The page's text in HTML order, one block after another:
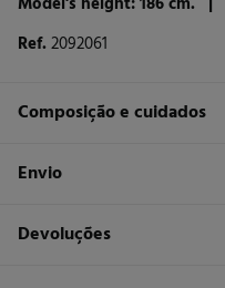
Ref.2092061
Composição e cuidados
Composição
Cuidados
Envio
STANDARD
Devoluções